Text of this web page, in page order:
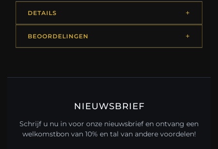
DETAILS
BEOORDELINGEN
NIEUWSBRIEF
Schrijf u nu in voor onze nieuwsbrief en ontvang een
welkomstbon van 10% en tal van andere voordelen!